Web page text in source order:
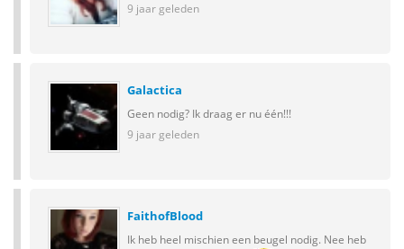
9 jaar geleden
Galactica
Geen nodig? Ik draag er nu één!!!
9 jaar geleden
FaithofBlood
Ik heb heel mischien een beugel nodig. Nee heb